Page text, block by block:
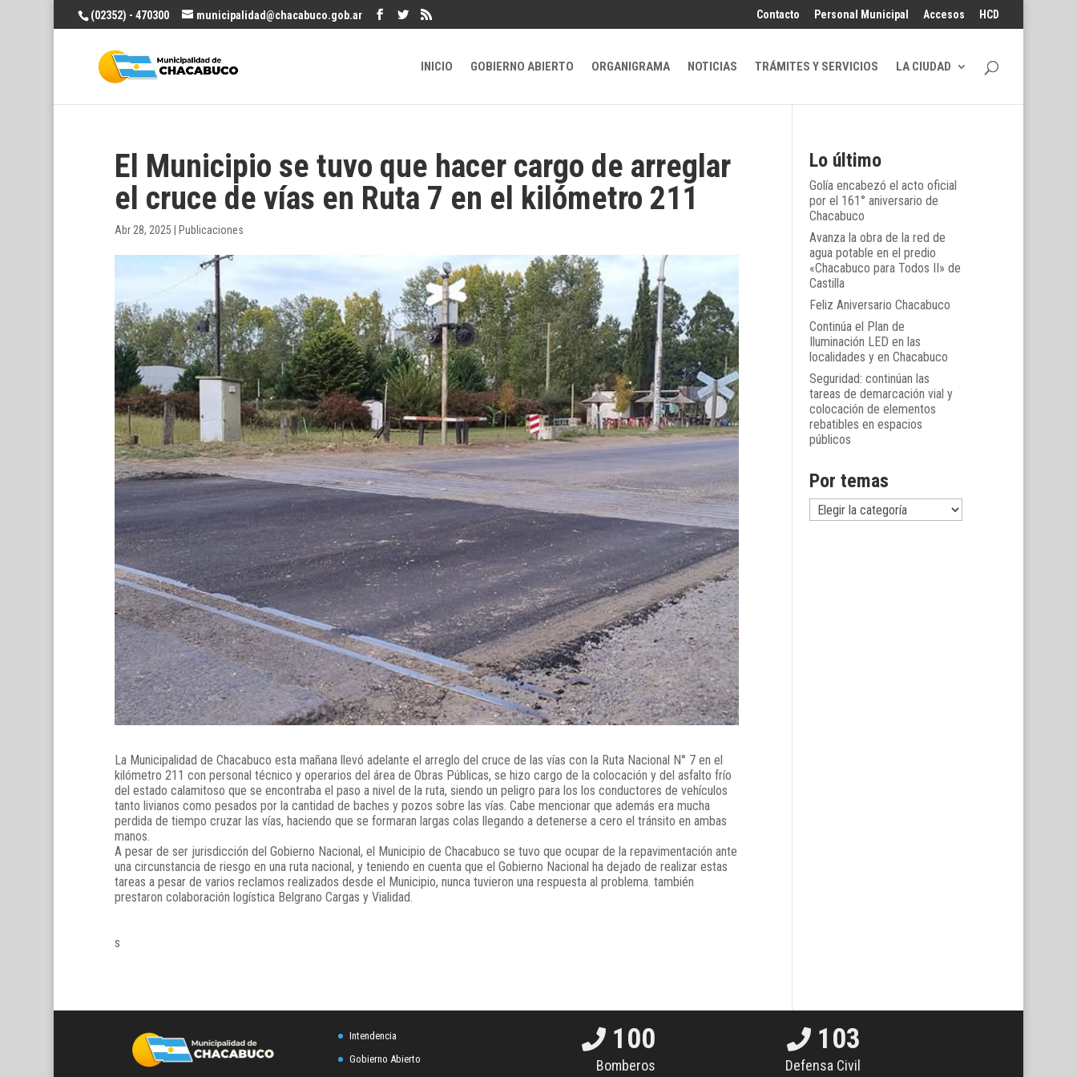
(02352) - 470300 municipalidad@chacabuco.gob.ar Contacto Personal Municipal Accesos HCD
INICIO GOBIERNO ABIERTO ORGANIGRAMA NOTICIAS TRÁMITES Y SERVICIOS LA CIUDAD
El Municipio se tuvo que hacer cargo de arreglar
el cruce de vías en Ruta 7 en el kilómetro 211
Abr 28, 2025 Publicaciones
La Municipalidad de Chacabuco esta mañana llevó adelante el arreglo del cruce de las vías con la Ruta Nacional N° 7 en el
kilómetro 211 con personal técnico y operarios del área de Obras Públicas, se hizo cargo de la colocación y del asfalto frío
del estado calamitoso que se encontraba el paso a nivel de la ruta, siendo un peligro para los los conductores de vehículos
tanto livianos como pesados por la cantidad de baches y pozos sobre las vías. Cabe mencionar que además era mucha
perdida de tiempo cruzar las vías, haciendo que se formaran largas colas llegando a detenerse a cero el tránsito en ambas
manos.
A pesar de ser jurisdicción del Gobierno Nacional, el Municipio de Chacabuco se tuvo que ocupar de la repavimentación ante
una circunstancia de riesgo en una ruta nacional, y teniendo en cuenta que el Gobierno Nacional ha dejado de realizar estas
tareas a pesar de varios reclamos realizados desde el Municipio, nunca tuvieron una respuesta al problema. también
prestaron colaboración logística Belgrano Cargas y Vialidad.
s
Lo último
Golía encabezó el acto oficial
por el 161° aniversario de
Chacabuco
Avanza la obra de la red de
agua potable en el predio
«Chacabuco para Todos II» de
Castilla
Feliz Aniversario Chacabuco
Continúa el Plan de
Iluminación LED en las
localidades y en Chacabuco
Seguridad: continúan las
tareas de demarcación vial y
colocación de elementos
rebatibles en espacios
públicos
Por temas
Por
temas
Intendencia
Gobierno Abierto
100
Bomberos
103
Defensa Civil